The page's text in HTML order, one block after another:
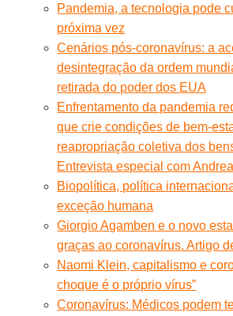
Pandemia, a tecnologia pode
próxima vez
Cenários pós-coronavírus: a
desintegração da ordem
retirada do poder dos EUA
Enfrentamento da pandemia
que crie condições de bem-
reapropriação coletiva dos
Entrevista especial com
Biopolítica, política
exceção humana
Giorgio Agamben e o novo
graças ao coronavírus. Artigo
Naomi Klein, capitalismo e
choque é o próprio vírus”
Coronavírus: Médicos podem